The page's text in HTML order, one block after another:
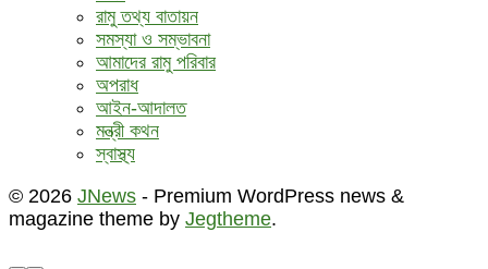
রামু তথ্য বাতায়ন
সমস্যা ও সম্ভাবনা
আমাদের রামু পরিবার
অপরাধ
আইন-আদালত
মন্ত্রী কথন
স্বাস্থ্য
© 2026 JNews - Premium WordPress news &
magazine theme by Jegtheme.